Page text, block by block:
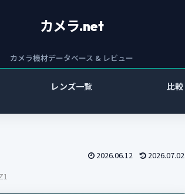
カメラ.net
カメラ機材データベース & レビュー
レンズ一覧 比較
2026.06.12
2026.07.02